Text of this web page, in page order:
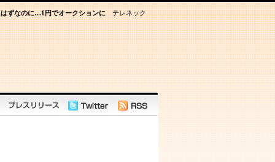
テレネック
ずなのに…1円でオークションに